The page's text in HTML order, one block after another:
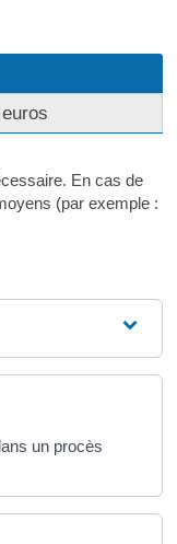
En cas de
(par exemple :
un procès